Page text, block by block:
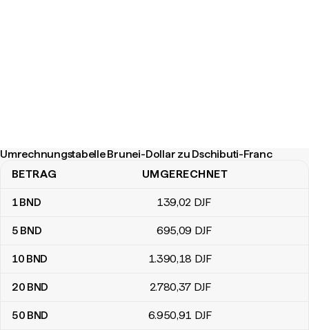
Umrechnungstabelle Brunei-Dollar zu Dschibuti-Franc
Umrechnungstabelle Brunei-Dollar zu Dschibuti-Franc
BETRAG UMGERECHNET
1BND 139,02 DJF
5 BND 695,09 DJF
10 BND 1.390,18 DJF
20 BND 2.780,37 DJF
50 BND 6.950,91 DJF